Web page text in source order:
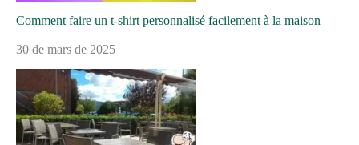
Comment faire un t-shirt personnalisé facilement à la maison
30 de mars de 2025